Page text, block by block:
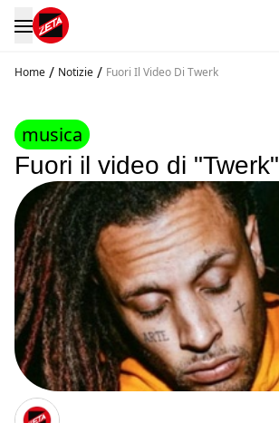
Home / Notizie / Fuori Il Video Di Twerk
musica
Fuori il video di "Twerk"